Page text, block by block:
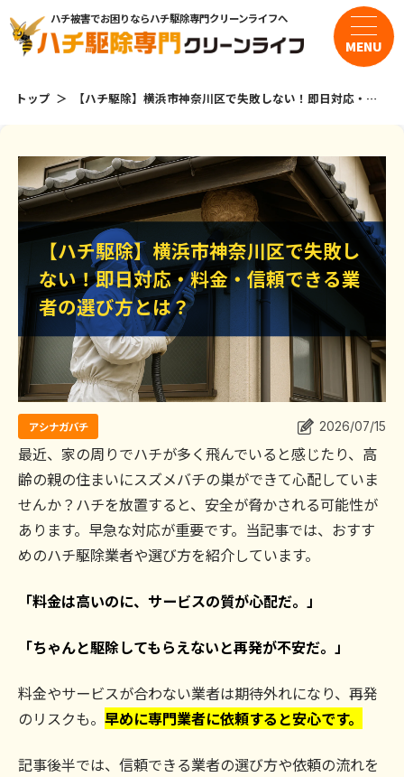
ハチ被害でお困りならハチ駆除専門クリーンライフへ
サービス・料金
・スズメバチの駆除
・アシナガバチの駆除
・ミツバチの駆除
よくある質問
お客様の声
作業事例
依頼の流れ
対応エリア
MENU
トップ 【ハチ駆除】横浜市神奈川区で失敗しない！即日対応・料
金・信頼できる業者の選び方とは？
【ハチ駆除】横浜市神奈川区で失敗し
ない！即日対応・料金・信頼できる業
者の選び方とは？
【ハチ駆除】横浜市神奈川区で失敗し
ない！即日対応・料金・信頼できる業
者の選び方とは？
アシナガバチ 2026/07/15
最近、家の周りでハチが多く飛んでいると感じたり、高
齢の親の住まいにスズメバチの巣ができて心配していま
せんか？ハチを放置すると、安全が脅かされる可能性が
あります。早急な対応が重要です。当記事では、おすす
めのハチ駆除業者や選び方を紹介しています。
「料金は高いのに、サービスの質が心配だ。」
「ちゃんと駆除してもらえないと再発が不安だ。」
料金やサービスが合わない業者は期待外れになり、再発
のリスクも。早めに専門業者に依頼すると安心です。
記事後半では、信頼できる業者の選び方や依頼の流れを